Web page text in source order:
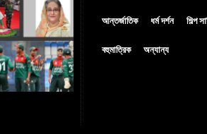
আন্তর্জাতিক ধর্ম দর্শন শিল্প
বহুমাত্রিক অন্যান্য